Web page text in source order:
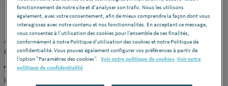
ACCESSOIRES TUBAGE FLEXIBLE - Té
de tubage + purge - Inox 304
TEN 886097
Equerre -
fonctionnement de notre site et d'analyser son trafic. Nous les utilisons
également, avec votre consentement, afin de mieux comprendre la façon dont vous
interagissez avec notre contenu et nos fonctionnalités. En acceptant ce message,
vous consentez à l’utilisation des cookies pour l’ensemble de ces finalités,
conformément à notre Politique d'utilisation des cookies et notre Politique de
confidentialité. Vous pouvez également configurer vos préférences à partir de
l’option "Paramètres des cookies”. Voir notre politique de cookies Voir notre
politique de confidentialité